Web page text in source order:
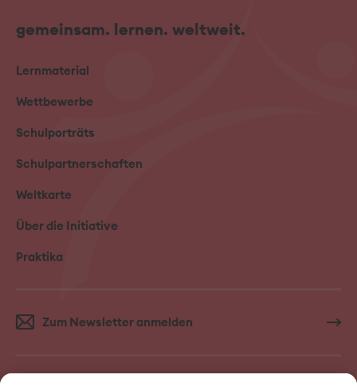
gemeinsam. lernen. weltweit.
Lernmaterial
Wettbewerbe
Schulporträts
Schulpartnerschaften
Weltkarte
Über die Initiative
Praktika
Zum Newsletter anmelden